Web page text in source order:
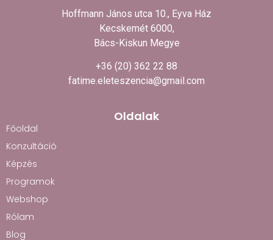
Hoffmann János utca 10., Eyva Ház
Kecskemét 6000,
Bács-Kiskun Megye
+36 (20) 362 22 88
fatime.eleteszencia@gmail.com
Oldalak
Főoldal
Konzultáció
Képzés
Programok
Webshop
Rólam
Blog